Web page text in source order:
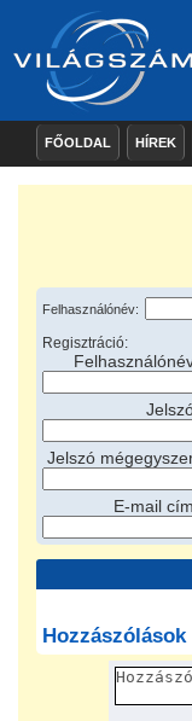
FŐOLDAL HÍREK
Felhasználónév:
Regisztráció:
Jelszó
E-mail